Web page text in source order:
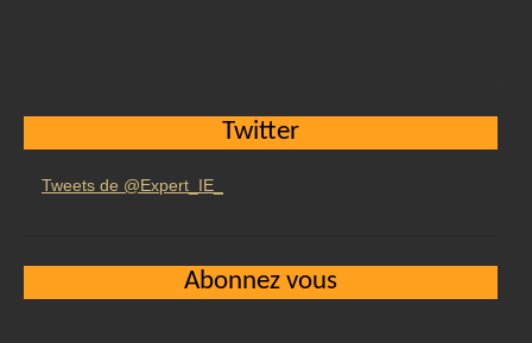
Twitter
Tweets de @Expert_IE_
Abonnez vous